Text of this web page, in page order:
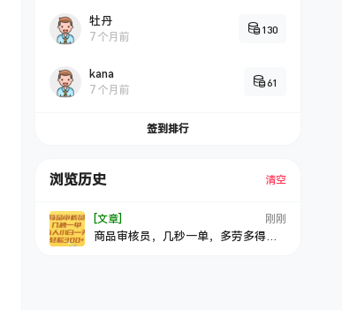
牡丹
7 个月前
130
kana
7 个月前
61
签到排行
浏览历史 清空
[文章] 刚刚
商品审核员，几秒一单，多劳多得，